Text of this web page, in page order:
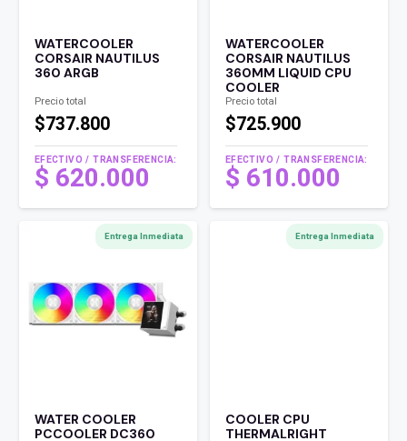
WATERCOOLER
CORSAIR NAUTILUS
360 ARGB
Precio total
$737.800
EFECTIVO / TRANSFERENCIA:
$ 620.000
WATERCOOLER
CORSAIR NAUTILUS
360MM LIQUID CPU
COOLER
Precio total
$725.900
EFECTIVO / TRANSFERENCIA:
$ 610.000
Entrega Inmediata
WATER COOLER
PCCOOLER DC360
Entrega Inmediata
COOLER CPU
THERMALRIGHT